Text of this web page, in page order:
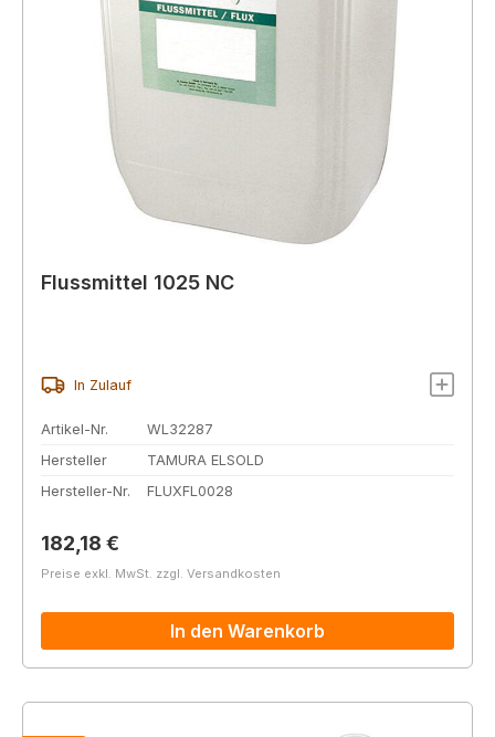
Flussmittel 1025 NC
In Zulauf
Artikel-Nr.
WL32287
Hersteller
TAMURA ELSOLD
Hersteller-Nr.
FLUXFL0028
Regulärer Preis:
182,18 €
Preise exkl. MwSt. zzgl. Versandkosten
In den Warenkorb